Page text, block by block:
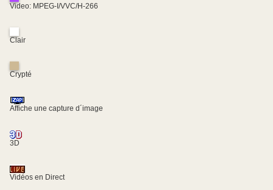
Video: MPEG-I/VVC/H-266
Clair
Crypté
Affiche une capture d´image
3D
Vidéos en Direct